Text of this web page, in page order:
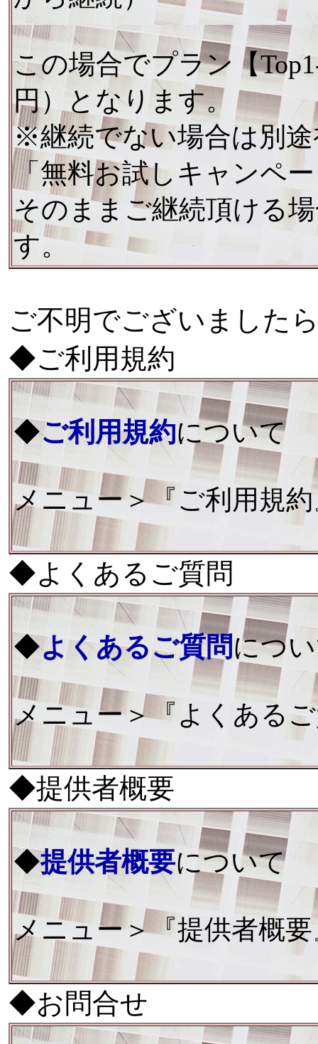
この場合でプラン【
円）となります。
※継続でない場合は別
「無料お試しキャンペ
そのままご継続頂ける
す。
ご不明でございました
◆ご利用規約
◆ご利用規約について
メニュー＞『ご利用規
◆よくあるご質問
◆よくあるご質問につ
メニュー＞『よくある
◆提供者概要
◆提供者概要について
メニュー＞『提供者概
◆お問合せ